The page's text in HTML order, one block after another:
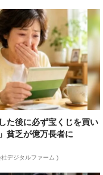
した後に必ず宝くじを買い
貧乏が億万長者に
デジタルファーム )